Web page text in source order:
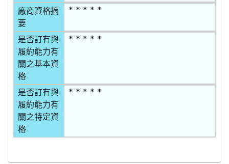
廠商資格摘
要
* * * * *
是否訂有與
履約能力有
關之基本資
格
* * * * *
是否訂有與
履約能力有
關之特定資
格
* * * * *